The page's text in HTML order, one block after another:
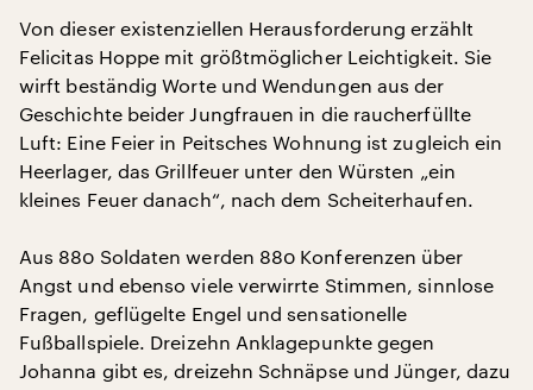
Von dieser existenziellen Herausforderung erzählt
Felicitas Hoppe mit größtmöglicher Leichtigkeit. Sie
wirft beständig Worte und Wendungen aus der
Geschichte beider Jungfrauen in die raucherfüllte
Luft: Eine Feier in Peitsches Wohnung ist zugleich ein
Heerlager, das Grillfeuer unter den Würsten „ein
kleines Feuer danach“, nach dem Scheiterhaufen.
Aus 880 Soldaten werden 880 Konferenzen über
Angst und ebenso viele verwirrte Stimmen, sinnlose
Fragen, geflügelte Engel und sensationelle
Fußballspiele. Dreizehn Anklagepunkte gegen
Johanna gibt es, dreizehn Schnäpse und Jünger, dazu